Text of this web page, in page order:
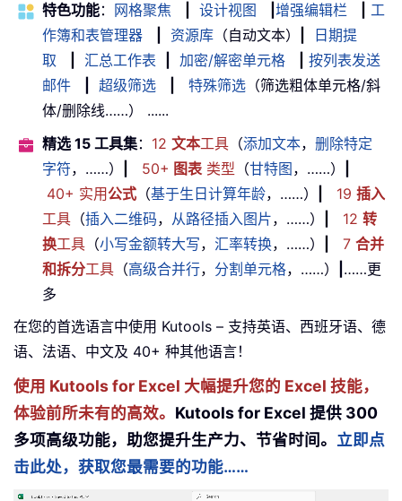
特色功能： 网格聚焦 设计视图 增强编辑栏
工
作簿和表管理器
资源库 （自动文本）
日期提
取
汇总工作表 加密/解密单元格
按列表发送
邮件
超级筛选 特殊筛选 （筛选粗体单元格/斜
体/删除线……） ......
精选 15 工具集： 12 文本工具 （添加文本， 删除特定
字符，……） 50+ 图表类型 （甘特图 ，……）
40+ 实用公式 （基于生日计算年龄，……） 19 插入
工具 （插入二维码， 从路径插入图片，……） 12 转
换工具 （小写金额转大写， 汇率转换，……） 7 合并
和拆分工具 （高级合并行， 分割单元格，……）
……更
多
在您的首选语言中使用 Kutools – 支持英语、西班牙语、德
语、法语、中文及 40+ 种其他语言！
使用 Kutools for Excel 大幅提升您的 Excel 技能，
体验前所未有的高效。 Kutools for Excel 提供 300
多项高级功能，助您提升生产力、节省时间。 立即点
击此处，获取您最需要的功能……